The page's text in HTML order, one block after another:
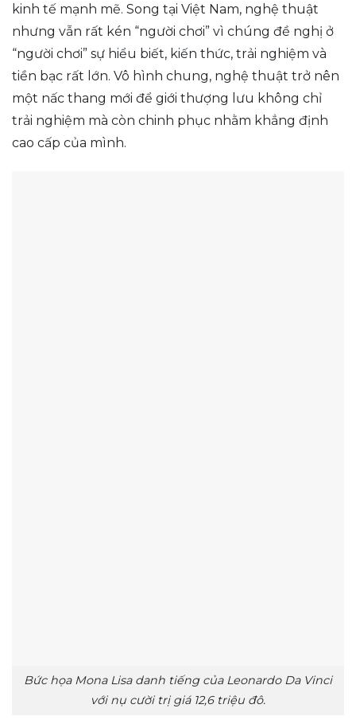
kinh tế mạnh mẽ. Song tại Việt Nam, nghệ thuật
nhưng vẫn rất kén “người chơi” vì chúng đề nghị ở
“người chơi” sự hiểu biết, kiến thức, trải nghiệm và
tiền bạc rất lớn. Vô hình chung, nghệ thuật trở nên
một nấc thang mới để giới thượng lưu không chỉ
trải nghiệm mà còn chinh phục nhằm khẳng định
cao cấp của mình.
Bức họa Mona Lisa danh tiếng của Leonardo Da Vinci
với nụ cười trị giá 12,6 triệu đô.